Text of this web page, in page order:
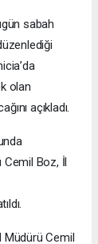
sabah
olan
açıkladı.
Cemil Boz, İl
Müdürü Cemil